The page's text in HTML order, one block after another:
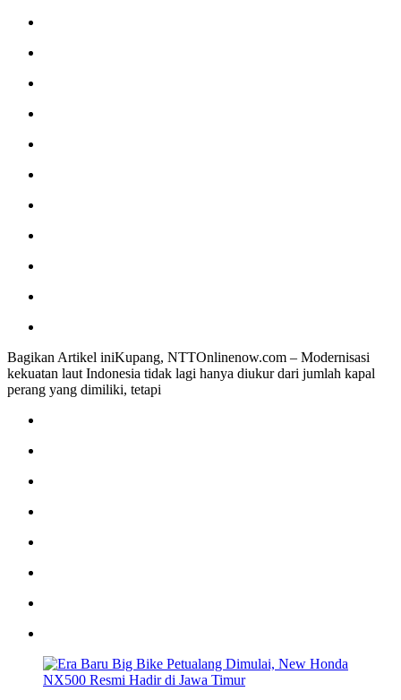
Bagikan Artikel iniKupang, NTTOnlinenow.com – Modernisasi
kekuatan laut Indonesia tidak lagi hanya diukur dari jumlah kapal
perang yang dimiliki, tetapi